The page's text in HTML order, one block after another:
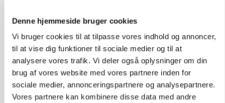
Denne hjemmeside bruger cookies
Vi bruger cookies til at tilpasse vores indhold og annoncer,
til at vise dig funktioner til sociale medier og til at
analysere vores trafik. Vi deler også oplysninger om din
brug af vores website med vores partnere inden for
sociale medier, annonceringspartnere og analysepartnere.
Vores partnere kan kombinere disse data med andre
POLITIK
»Nu stopper I«: Landbrugsdebattør og